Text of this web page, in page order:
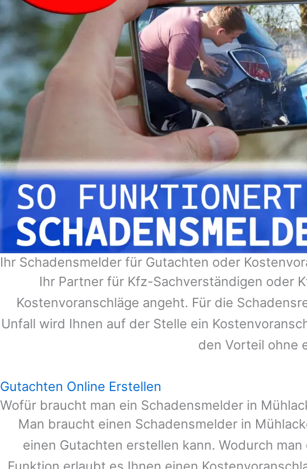
Ihr Schadensmelder für Gutachten oder
Ihr Partner für Kfz-Sachverständigen oder
Kostenvoranschläge angeht. Für die
Unfall wird Ihnen auf der Stelle ein
den Vorteil ohne
Gutachten Online Erstellen
Wofür braucht man ein Schadensmelder in
Man braucht einen Schadensmelder in
einen Gutachten erstellen kann. Wodurch